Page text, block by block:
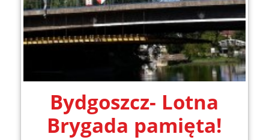
Bydgoszcz- Lotna
Brygada pamięta!